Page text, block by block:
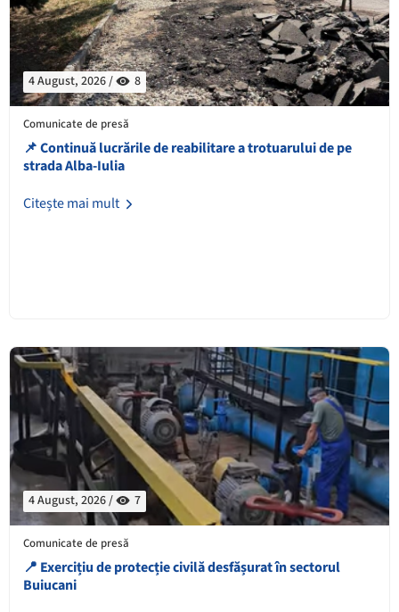
4 August, 2026 / 8
Comunicate de presă
📌 Continuă lucrările de reabilitare a trotuarului de pe
strada Alba-Iulia
Citește mai mult
4 August, 2026 / 7
Comunicate de presă
📍 Exercițiu de protecție civilă desfășurat în sectorul
Buiucani